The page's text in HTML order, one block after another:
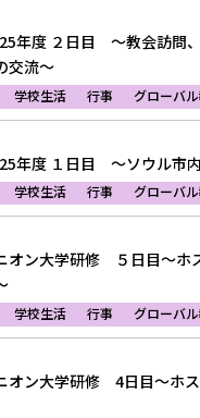
年度 ２日目 ～教会訪問
交流～
学校生活 行事 グローバ
年度 １日目 ～ソウル市
学校生活 行事 グローバ
オン大学研修 ５日目～ホ
学校生活 行事 グローバ
オン大学研修 4日目～ホ